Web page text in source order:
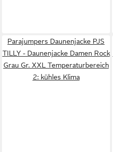
Parajumpers Daunenjacke PJS
TILLY - Daunenjacke Damen Rock
Grau Gr. XXL Temperaturbereich
2: kühles Klima